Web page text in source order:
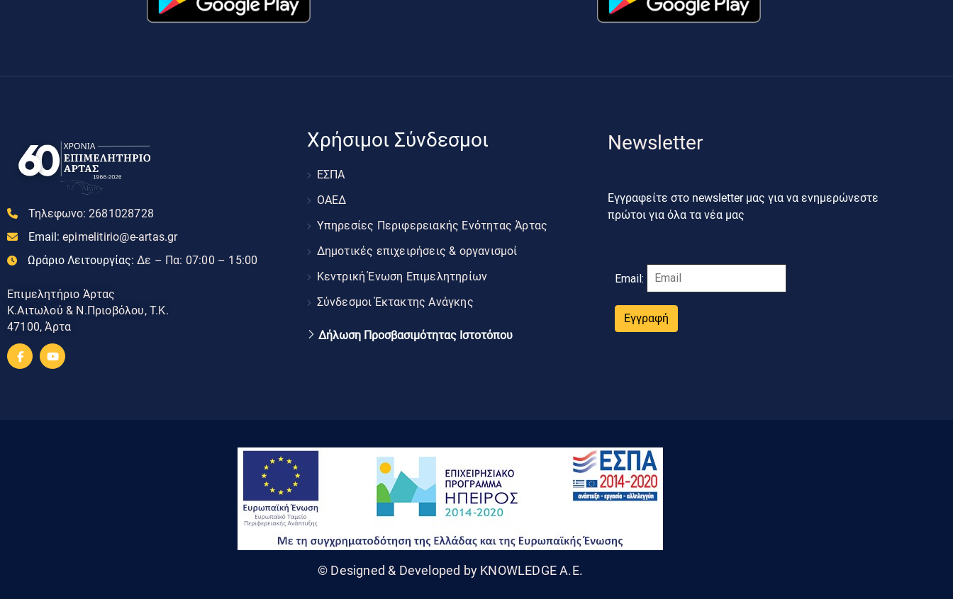
Τηλεφωνο: 2681028728
Email: epimelitirio@e-artas.gr
Ωράριο Λειτουργίας: Δε – Πα: 07:00 – 15:00
Επιμελητήριο Άρτας
Κ.Αιτωλού & Ν.Πριοβόλου, Τ.Κ.
47100, Άρτα
Χρήσιμοι Σύνδεσμοι
ΕΣΠΑ
ΟΑΕΔ
Υπηρεσίες Περιφερειακής Ενότητας Άρτας
Δημοτικές επιχειρήσεις & οργανισμοί
Κεντρική Ένωση Επιμελητηρίων
Σύνδεσμοι Έκτακτης Ανάγκης
Δήλωση Προσβασιμότητας Ιστοτόπου
Newsletter
Εγγραφείτε στο newsletter μας για να ενημερώνεστε
πρώτοι για όλα τα νέα μας
Email:
Εγγραφή
© Designed & Developed by KNOWLEDGE A.E.